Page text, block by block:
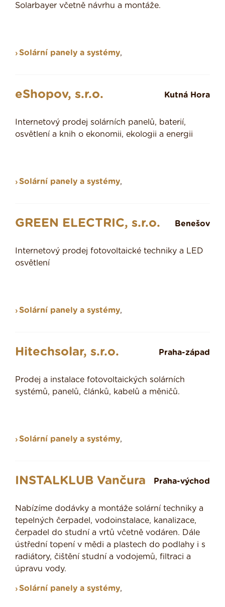
Solarbayer včetně návrhu a montáže.
Solární panely a systémy,
eShopov, s.r.o. Kutná Hora
Internetový prodej solárních panelů, baterií,
osvětlení a knih o ekonomii, ekologii a energii
Solární panely a systémy,
GREEN ELECTRIC, s.r.o. Benešov
Internetový prodej fotovoltaické techniky a LED
osvětlení
Solární panely a systémy,
Hitechsolar, s.r.o. Praha-západ
Prodej a instalace fotovoltaických solárních
systémů, panelů, článků, kabelů a měničů.
Solární panely a systémy,
INSTALKLUB Vančura Praha-východ
Nabízíme dodávky a montáže solární techniky a
tepelných čerpadel, vodoinstalace, kanalizace,
čerpadel do studní a vrtů včetně vodáren. Dále
ústřední topení v mědi a plastech do podlahy i s
radiátory, čištění studní a vodojemů, filtraci a
úpravu vody.
Solární panely a systémy,